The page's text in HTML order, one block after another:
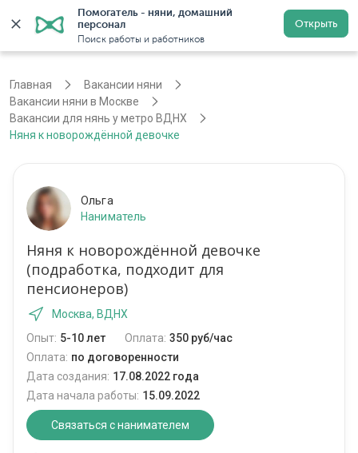
Помогатель - няни, домашний
персонал
Поиск работы и работников
Открыть
Регистрация
Главная
Вакансии няни
Вакансии няни в Москве
Вакансии для нянь у метро ВДНХ
Няня к новорождённой девочке
Ольга
Наниматель
Няня к новорождённой девочке
(подработка, подходит для
пенсионеров)
Москва, ВДНХ
Опыт: 5-10 лет Оплата: 350 руб/час
Оплата: по договоренности
Дата создания: 17.08.2022 года
Дата начала работы: 15.09.2022
Связаться с нанимателем